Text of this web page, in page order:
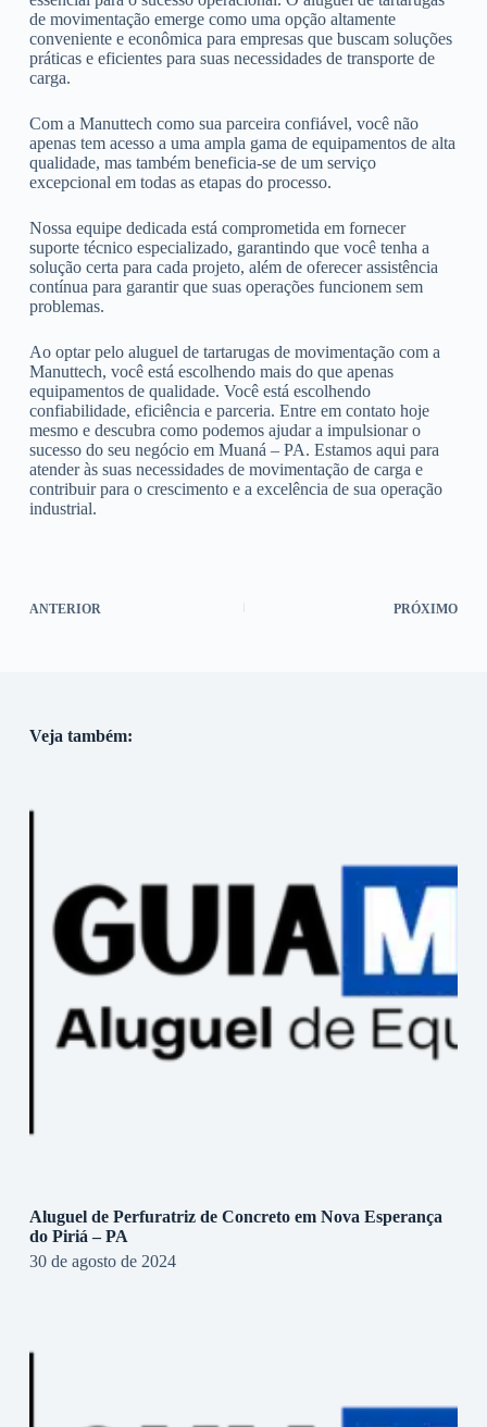
de movimentação emerge como uma opção altamente
conveniente e econômica para empresas que buscam soluções
práticas e eficientes para suas necessidades de transporte de
carga.
Com a Manuttech como sua parceira confiável, você não
apenas tem acesso a uma ampla gama de equipamentos de alta
qualidade, mas também beneficia-se de um serviço
excepcional em todas as etapas do processo.
Nossa equipe dedicada está comprometida em fornecer
suporte técnico especializado, garantindo que você tenha a
solução certa para cada projeto, além de oferecer assistência
contínua para garantir que suas operações funcionem sem
problemas.
Ao optar pelo aluguel de tartarugas de movimentação com a
Manuttech, você está escolhendo mais do que apenas
equipamentos de qualidade. Você está escolhendo
confiabilidade, eficiência e parceria. Entre em contato hoje
mesmo e descubra como podemos ajudar a impulsionar o
sucesso do seu negócio em Muaná – PA. Estamos aqui para
atender às suas necessidades de movimentação de carga e
contribuir para o crescimento e a excelência de sua operação
industrial.
ANTERIOR PRÓXIMO
Veja também:
Aluguel de Perfuratriz de Concreto em Nova Esperança
do Piriá – PA
30 de agosto de 2024